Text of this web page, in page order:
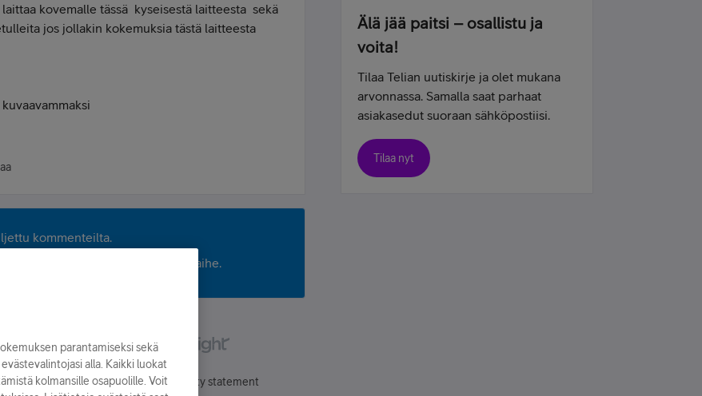
kovemalle tässä kyseisestä laitteesta sekä
jos jollakin kokemuksia tästä laitteesta
kommenteilta.
tästä aiheesta, tai aloita uusi aihe.
Älä jää paitsi – osallistu ja
voita!
Tilaa Telian uutiskirje ja olet mukana
arvonnassa. Samalla saat parhaat
asiakasedut suoraan sähköpostiisi.
Tilaa nyt
Käyttöehdot Accessibility statement
parantamiseksi sekä
alla. Kaikki luokat
kolmansille osapuolille. Voit